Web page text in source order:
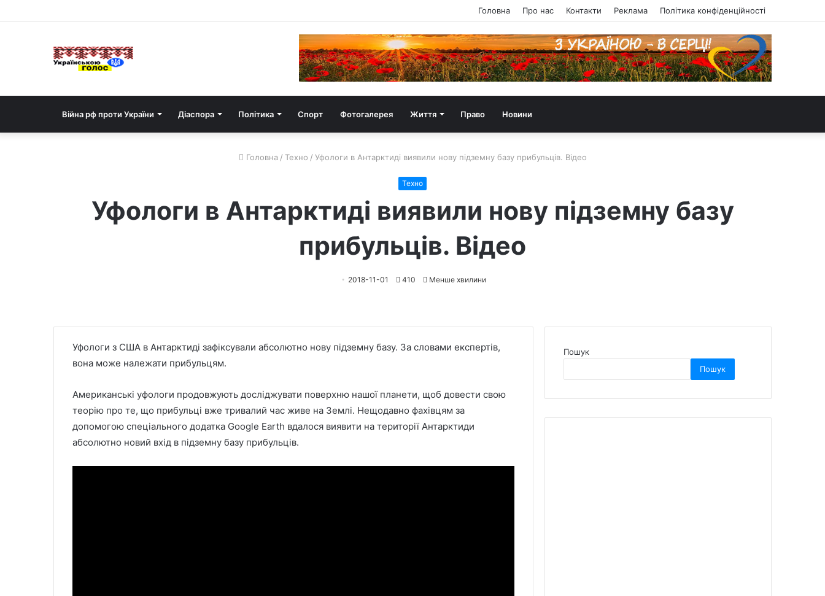
Головна Про нас Контакти Реклама Політика конфіденційності
Війна рф проти України Діаспора Політика Спорт Фотогалерея Життя Право Новини
Головна / Техно / Уфологи в Антарктиді виявили нову підземну базу прибульців. Відео
Техно
Уфологи в Антарктиді виявили нову підземну базу
прибульців. Відео
2018-11-01 410 Менше хвилини
Уфологи з США в Антарктиді зафіксували абсолютно нову підземну базу. За словами експертів,
вона може належати прибульцям.
Американські уфологи продовжують досліджувати поверхню нашої планети, щоб довести свою
теорію про те, що прибульці вже тривалий час живе на Землі. Нещодавно фахівцям за
допомогою спеціального додатка Google Earth вдалося виявити на території Антарктиди
абсолютно новий вхід в підземну базу прибульців.
Пошук
Пошук